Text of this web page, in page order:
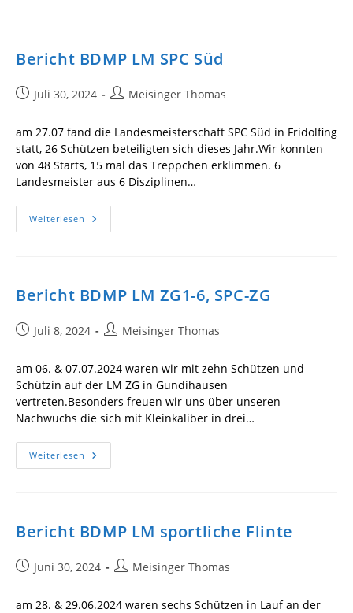
.30M1
Bericht BDMP LM SPC Süd
BeitragJuli 30, 2024
Beitrags-
Meisinger Thomas
am 27.07 fand die Landesmeisterschaft SPC Süd in Fridolfing
statt, 26 Schützen beteiligten sich dieses Jahr.Wir konnten
von 48 Starts, 15 mal das Treppchen erklimmen. 6
Landesmeister aus 6 Disziplinen…
Weiterlesen Bericht
BDMP
Bericht BDMP LM ZG1-6, SPC-ZG
BeitragJuli 8, 2024
Beitrags-
Meisinger Thomas
am 06. & 07.07.2024 waren wir mit zehn Schützen und
Schützin auf der LM ZG in Gundihausen
vertreten.Besonders freuen wir uns über unseren
Nachwuchs die sich mit Kleinkaliber in drei…
Weiterlesen Bericht
BDMP
Bericht BDMP LM sportliche Flinte
BeitragJuni 30, 2024
Beitrags-
Meisinger Thomas
am 28. & 29.06.2024 waren sechs Schützen in Lauf an der